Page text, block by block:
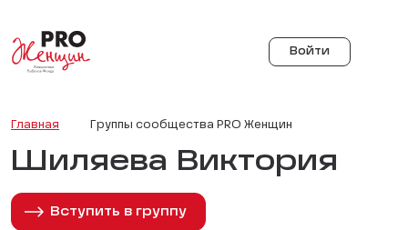
Войти
Главная Группы сообщества PRO Женщин
Шиляева Виктория
Вступить в группу